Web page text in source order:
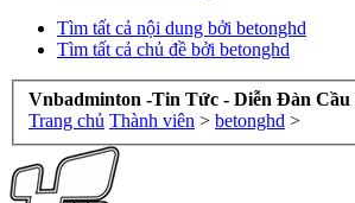
Tìm tất cả nội dung bởi betonghd
Tìm tất cả chủ đề bởi betonghd
Vnbadminton -Tin Tức - Diễn Đàn Cầu
Trang chủ Thành viên > betonghd >